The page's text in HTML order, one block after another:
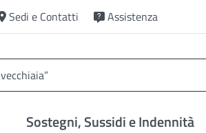
Sedi e Contatti Assistenza
Sostegni, Sussidi e Indennità